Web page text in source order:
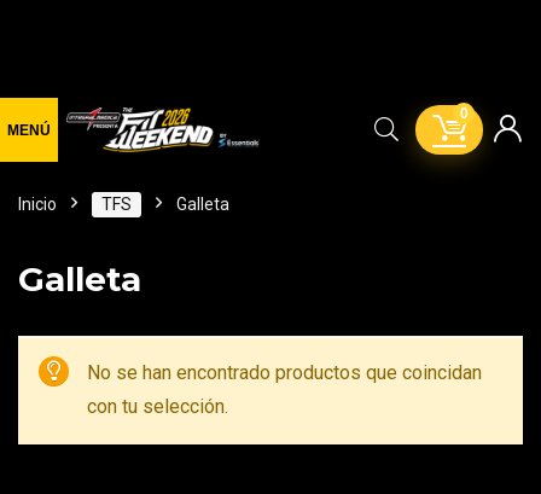
0
Inicio TFS Galleta
Galleta
No se han encontrado productos que coincidan
con tu selección.